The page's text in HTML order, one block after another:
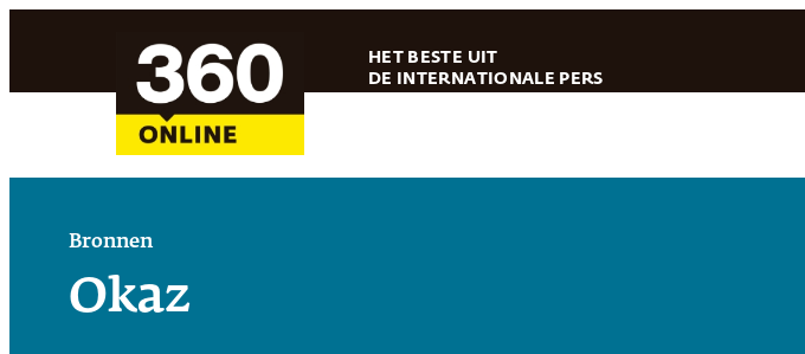
HET BESTE UIT
DE INTERNATIONALE PERS
Bronnen
Okaz